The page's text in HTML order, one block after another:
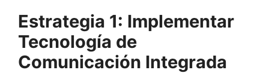
Estrategia 1: Implementar
Tecnología de
Comunicación Integrada